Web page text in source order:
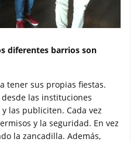
diferentes barrios son
tener sus propias fiestas.
las instituciones
las publiciten. Cada vez
y la seguridad. En vez
la zancadilla. Además,